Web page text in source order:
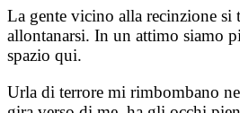
La gente vicino alla recinzione si
allontanarsi. In un attimo siamo
spazio qui.
Urla di terrore mi rimbombano